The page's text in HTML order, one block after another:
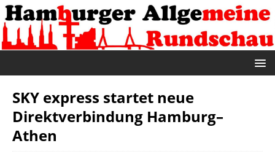
SKY express startet neue
Direktverbindung Hamburg–
Athen